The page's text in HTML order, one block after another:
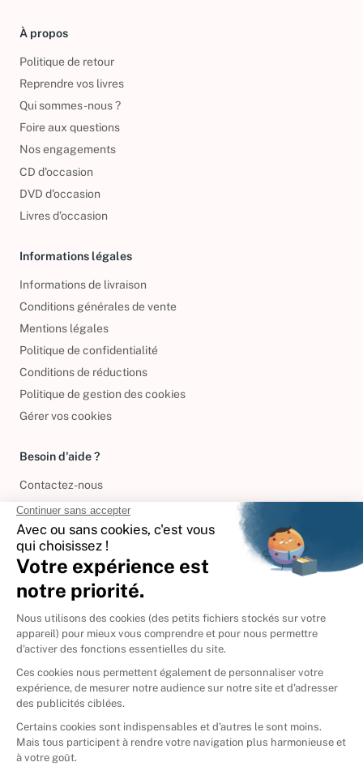
À propos
Politique de retour
Reprendre vos livres
Qui sommes-nous ?
Foire aux questions
Nos engagements
CD d'occasion
DVD d'occasion
Livres d’occasion
Informations légales
Informations de livraison
Conditions générales de vente
Mentions légales
Politique de confidentialité
Conditions de réductions
Politique de gestion des cookies
Gérer vos cookies
Besoin d'aide ?
Contactez-nous
International
🇪🇸Espagne
🇮🇹Italie
Donner vos livres